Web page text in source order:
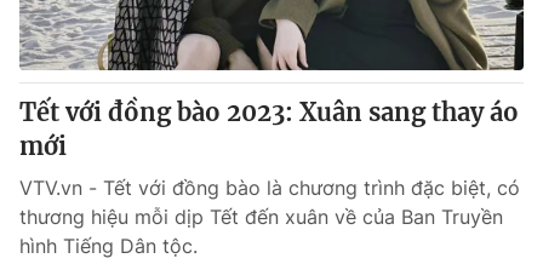
Tết với đồng bào 2023: Xuân sang thay áo
mới
VTV.vn - Tết với đồng bào là chương trình đặc biệt, có
thương hiệu mỗi dịp Tết đến xuân về của Ban Truyền
hình Tiếng Dân tộc.